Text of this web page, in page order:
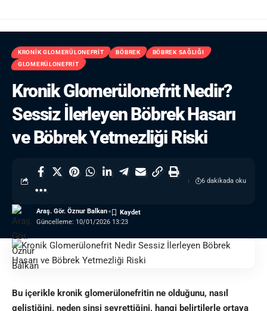
KRONIK GLOMERÜLONEFRIT BÖBREK
BÖBREK SAĞLIĞI
GLOMERÜLONEFRIT
Kronik Glomerülonefrit Nedir?
Sessiz İlerleyen Böbrek Hasarı
ve Böbrek Yetmezliği Riski
Güncelleme: 10/01/2026 13:23
Araş. Gör. Öznur Balkan
6 dakikada oku
Bu içerikle kronik glomerülonefritin ne olduğunu, nasıl
geliştiğini, neden sinsi seyrettiğini, hangi belirtilerle ortaya